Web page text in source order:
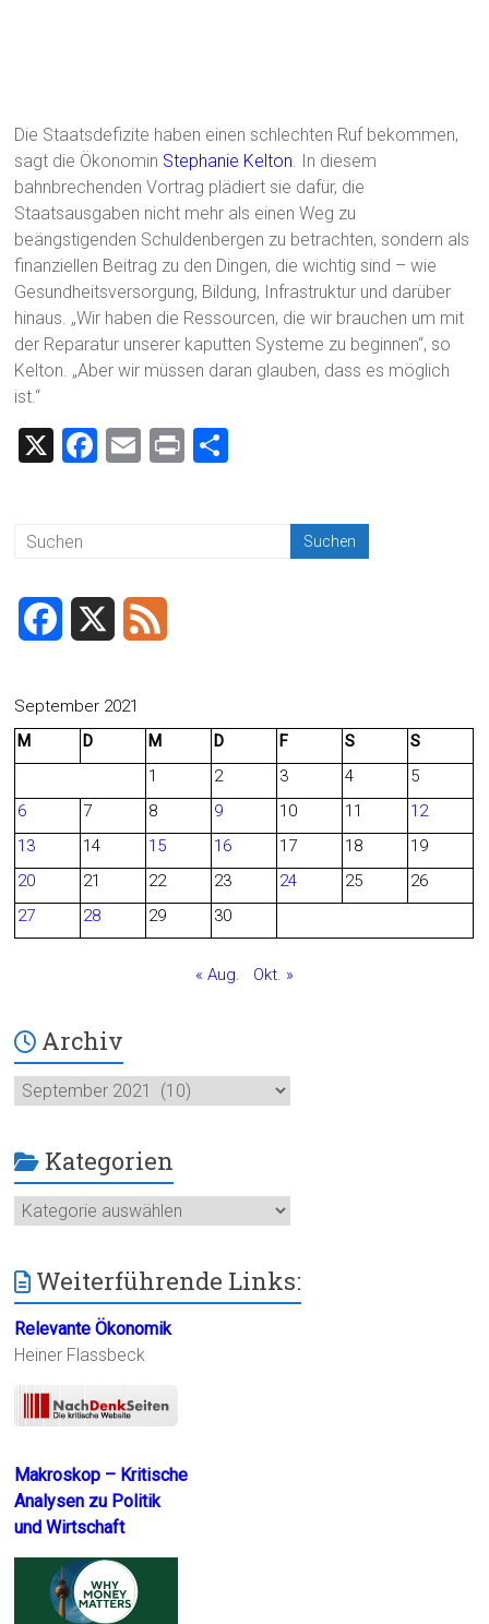
‎Die Staatsdefizite haben einen schlechten Ruf bekommen,
sagt die Ökonomin Stephanie Kelton. In diesem
bahnbrechenden Vortrag plädiert sie dafür, die
Staatsausgaben nicht mehr als einen Weg zu
beängstigenden Schuldenbergen zu betrachten, sondern als
finanziellen Beitrag zu den Dingen, die wichtig sind – wie
Gesundheitsversorgung, Bildung, Infrastruktur und darüber
hinaus. „Wir haben die Ressourcen, die wir brauchen um mit
der Reparatur unserer kaputten Systeme zu beginnen“, so
Kelton. „Aber wir müssen daran glauben, dass es möglich
ist.“‎
X
F
ok
E
Pr
c
b
o
September 2021
M
D M D F S
S
1
2 3 4
5
6
7 8 9 10 11
12
13
14 15 16 17 18
19
20
21 22 23 24 25
26
27
28 29 30
« Aug. Okt. »
Archiv
Archiv
Kategorien
Kategorien
Weiterführende Links:
Relevante Ökonomik
Heiner Flassbeck
Makroskop – Kritische
Analysen zu Politik
und Wirtschaft